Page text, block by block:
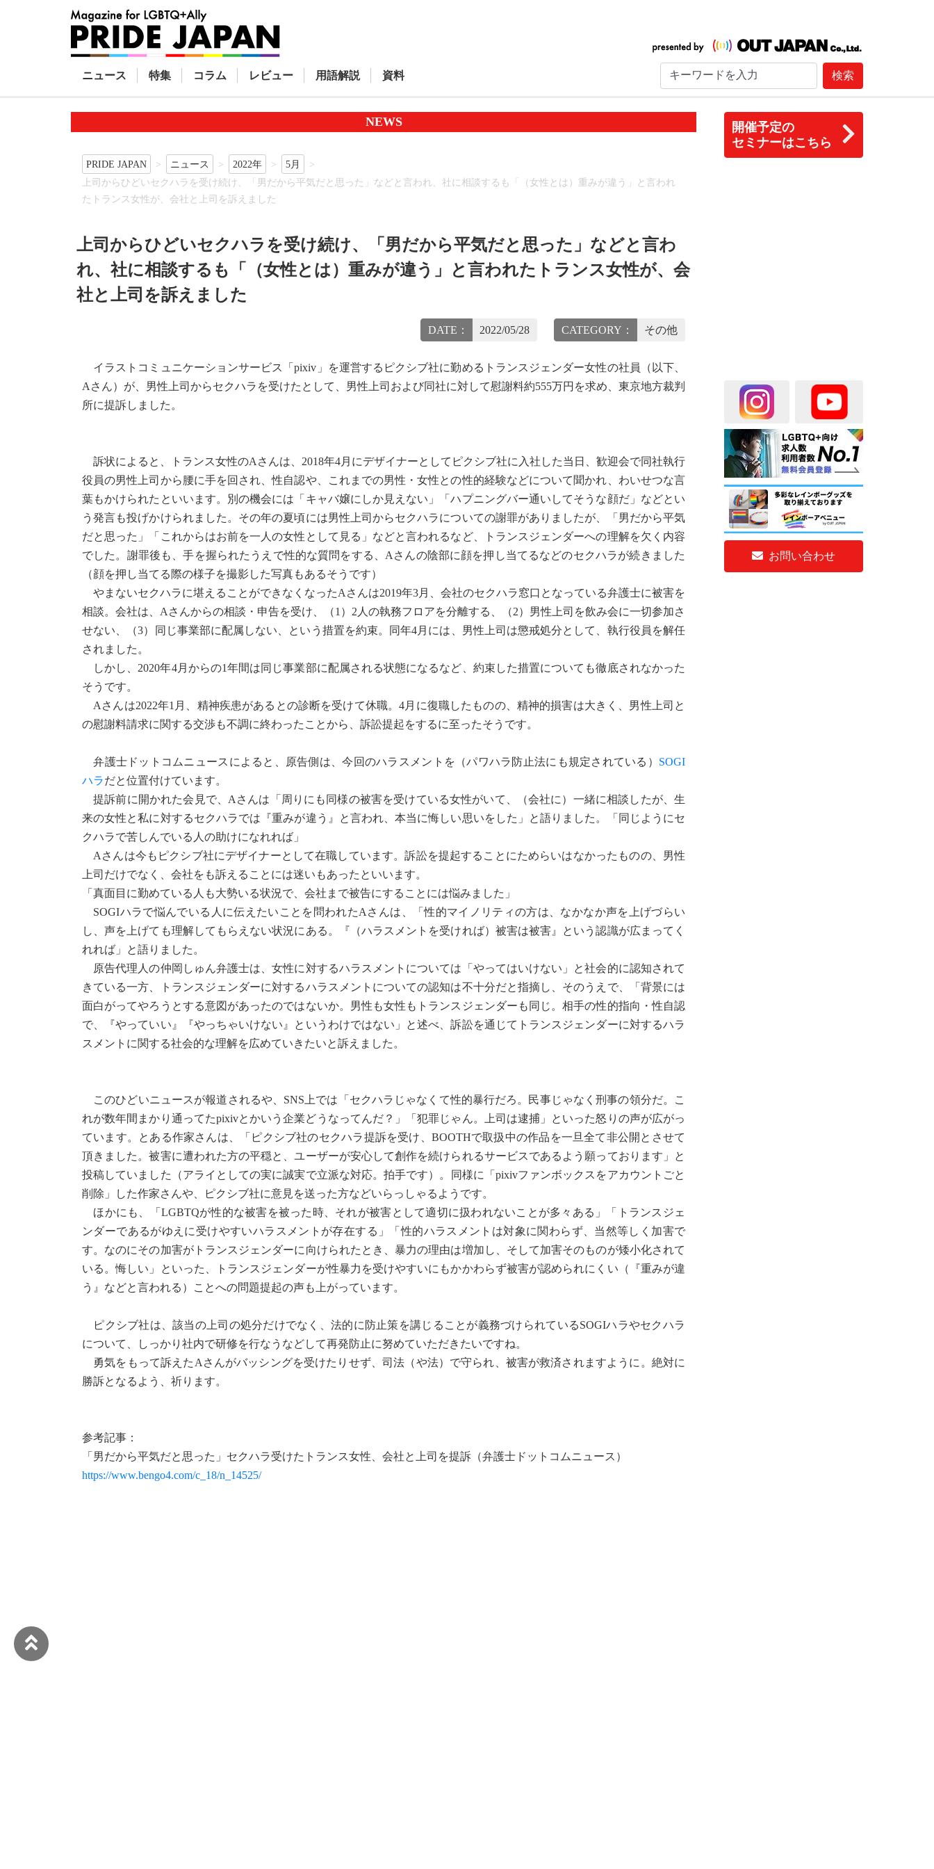
ニュース 特集 コラム レビュー 用語解説 資料 検索
開催予定の
セミナーはこちら
お問い合わせ
NEWS
PRIDE JAPAN ニュース 2022年
5月
上司からひどいセクハラを受け続け、「男だから平気だと思った」などと言われ、社に相談するも「（女性とは）重みが違う」と言われ
たトランス女性が、会社と上司を訴えました
上司からひどいセクハラを受け続け、「男だから平気だと思った」などと言わ
れ、社に相談するも「（女性とは）重みが違う」と言われたトランス女性が、会
社と上司を訴えました
DATE： 2022/05/28 CATEGORY： その他
イラストコミュニケーションサービス「pixiv」を運営するピクシブ社に勤めるトランスジェンダー女性の社員（以下、
Aさん）が、男性上司からセクハラを受けたとして、男性上司および同社に対して慰謝料約555万円を求め、東京地方裁判
所に提訴しました。
訴状によると、トランス女性のAさんは、2018年4月にデザイナーとしてピクシブ社に入社した当日、歓迎会で同社執行
役員の男性上司から腰に手を回され、性自認や、これまでの男性・女性との性的経験などについて聞かれ、わいせつな言
葉もかけられたといいます。別の機会には「キャバ嬢にしか見えない」「ハプニングバー通いしてそうな顔だ」などとい
う発言も投げかけられました。その年の夏頃には男性上司からセクハラについての謝罪がありましたが、「男だから平気
だと思った」「これからはお前を一人の女性として見る」などと言われるなど、トランスジェンダーへの理解を欠く内容
でした。謝罪後も、手を握られたうえで性的な質問をする、Aさんの陰部に顔を押し当てるなどのセクハラが続きました
（顔を押し当てる際の様子を撮影した写真もあるそうです）
やまないセクハラに堪えることができなくなったAさんは2019年3月、会社のセクハラ窓口となっている弁護士に被害を
相談。会社は、Aさんからの相談・申告を受け、（1）2人の執務フロアを分離する、（2）男性上司を飲み会に一切参加さ
せない、（3）同じ事業部に配属しない、という措置を約束。同年4月には、男性上司は懲戒処分として、執行役員を解任
されました。
しかし、2020年4月からの1年間は同じ事業部に配属される状態になるなど、約束した措置についても徹底されなかった
そうです。
Aさんは2022年1月、精神疾患があるとの診断を受けて休職。4月に復職したものの、精神的損害は大きく、男性上司と
の慰謝料請求に関する交渉も不調に終わったことから、訴訟提起をするに至ったそうです。
弁護士ドットコムニュースによると、原告側は、今回のハラスメントを（パワハラ防止法にも規定されている） SOGI
ハラだと位置付けています。
提訴前に開かれた会見で、Aさんは「周りにも同様の被害を受けている女性がいて、（会社に）一緒に相談したが、生
来の女性と私に対するセクハラでは『重みが違う』と言われ、本当に悔しい思いをした」と語りました。「同じようにセ
クハラで苦しんでいる人の助けになれれば」
Aさんは今もピクシブ社にデザイナーとして在職しています。訴訟を提起することにためらいはなかったものの、男性
上司だけでなく、会社をも訴えることには迷いもあったといいます。
「真面目に勤めている人も大勢いる状況で、会社まで被告にすることには悩みました」
SOGIハラで悩んでいる人に伝えたいことを問われたAさんは、「性的マイノリティの方は、なかなか声を上げづらい
し、声を上げても理解してもらえない状況にある。『（ハラスメントを受ければ）被害は被害』という認識が広まってく
れれば」と語りました。
原告代理人の仲岡しゅん弁護士は、女性に対するハラスメントについては「やってはいけない」と社会的に認知されて
きている一方、トランスジェンダーに対するハラスメントについての認知は不十分だと指摘し、そのうえで、「背景には
面白がってやろうとする意図があったのではないか。男性も女性もトランスジェンダーも同じ。相手の性的指向・性自認
で、『やっていい』『やっちゃいけない』というわけではない」と述べ、訴訟を通じてトランスジェンダーに対するハラ
スメントに関する社会的な理解を広めていきたいと訴えました。
このひどいニュースが報道されるや、SNS上では「セクハラじゃなくて性的暴行だろ。民事じゃなく刑事の領分だ。こ
れが数年間まかり通ってたpixivとかいう企業どうなってんだ？」「犯罪じゃん。上司は逮捕」といった怒りの声が広がっ
ています。とある作家さんは、「ピクシブ社のセクハラ提訴を受け、BOOTHで取扱中の作品を一旦全て非公開とさせて
頂きました。被害に遭われた方の平穏と、ユーザーが安心して創作を続けられるサービスであるよう願っております」と
投稿していました（アライとしての実に誠実で立派な対応。拍手です）。同様に「pixivファンボックスをアカウントごと
削除」した作家さんや、ピクシブ社に意見を送った方などいらっしゃるようです。
ほかにも、「LGBTQが性的な被害を被った時、それが被害として適切に扱われないことが多々ある」「トランスジェ
ンダーであるがゆえに受けやすいハラスメントが存在する」「性的ハラスメントは対象に関わらず、当然等しく加害で
す。なのにその加害がトランスジェンダーに向けられたとき、暴力の理由は増加し、そして加害そのものが矮小化されて
いる。悔しい」といった、トランスジェンダーが性暴力を受けやすいにもかかわらず被害が認められにくい（『重みが違
う』などと言われる）ことへの問題提起の声も上がっています。
ピクシブ社は、該当の上司の処分だけでなく、法的に防止策を講じることが義務づけられているSOGIハラやセクハラ
について、しっかり社内で研修を行なうなどして再発防止に努めていただきたいですね。
勇気をもって訴えたAさんがバッシングを受けたりせず、司法（や法）で守られ、被害が救済されますように。絶対に
勝訴となるよう、祈ります。
参考記事：
「男だから平気だと思った」セクハラ受けたトランス女性、会社と上司を提訴（弁護士ドットコムニュース）
https://www.bengo4.com/c_18/n_14525/